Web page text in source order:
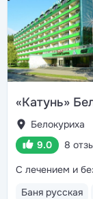
установок,
сауны, хаммам,
«Катунь»
Белокуриха
9.0
8
Баня русская
С лечением и